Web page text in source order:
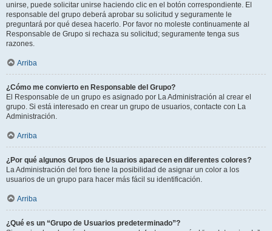
unirse, puede solicitar unirse haciendo clic en el botón correspondiente. El
responsable del grupo deberá aprobar su solicitud y seguramente le
preguntará por qué desea hacerlo. Por favor no moleste continuamente al
Responsable de Grupo si rechaza su solicitud; seguramente tenga sus
razones.
Arriba
¿Cómo me convierto en Responsable del Grupo?
El Responsable de un grupo es asignado por La Administración al crear el
grupo. Si está interesado en crear un grupo de usuarios, contacte con La
Administración.
Arriba
¿Por qué algunos Grupos de Usuarios aparecen en diferentes colores?
La Administración del foro tiene la posibilidad de asignar un color a los
usuarios de un grupo para hacer más fácil su identificación.
Arriba
¿Qué es un “Grupo de Usuarios predeterminado”?